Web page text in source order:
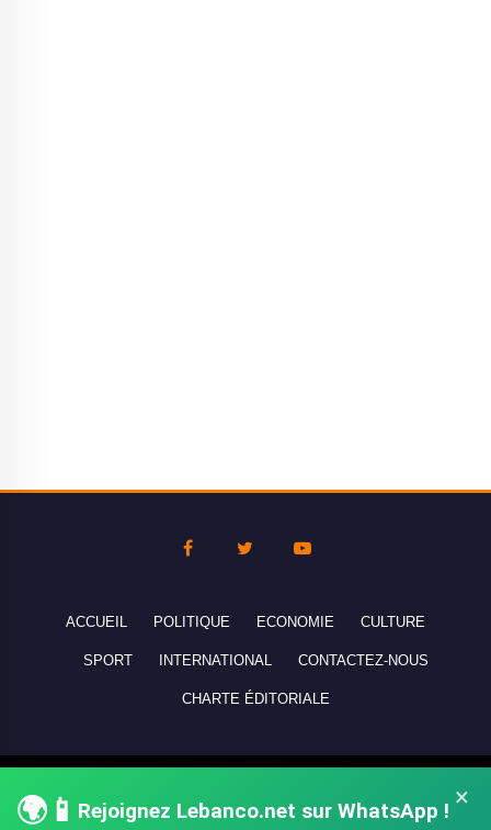
×
🌍📱 Rejoignez Lebanco.net sur WhatsApp !
ACCUEIL POLITIQUE ECONOMIE CULTURE
SPORT INTERNATIONAL CONTACTEZ-NOUS
CHARTE ÉDITORIALE
réservés - All rights reserved.